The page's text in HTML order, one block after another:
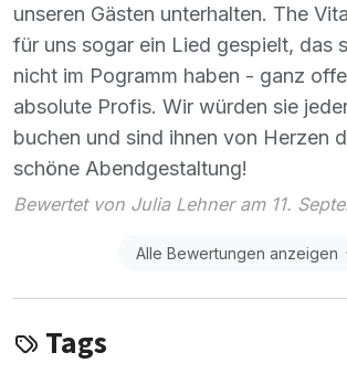
unseren Gästen unterhalten. The
für uns sogar ein Lied gespielt, das
nicht im Pogramm haben - ganz
absolute Profis. Wir würden sie
buchen und sind ihnen von Herzen
schöne Abendgestaltung!
Bewertet von Julia Lehner am 11.
Alle Bewertungen anzeigen
Tags